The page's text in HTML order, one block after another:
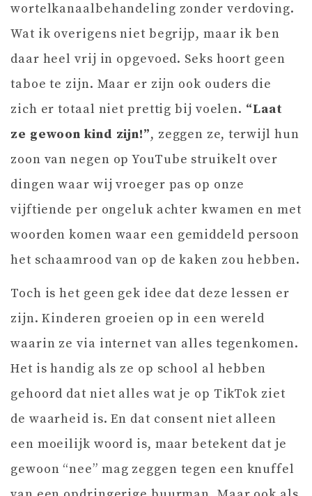
wortelkanaalbehandeling zonder verdoving.
Wat ik overigens niet begrijp, maar ik ben
daar heel vrij in opgevoed. Seks hoort geen
taboe te zijn. Maar er zijn ook ouders die
zich er totaal niet prettig bij voelen. “Laat
ze gewoon kind zijn!”, zeggen ze, terwijl hun
zoon van negen op YouTube struikelt over
dingen waar wij vroeger pas op onze
vijftiende per ongeluk achter kwamen en met
woorden komen waar een gemiddeld persoon
het schaamrood van op de kaken zou hebben.
Toch is het geen gek idee dat deze lessen er
zijn. Kinderen groeien op in een wereld
waarin ze via internet van alles tegenkomen.
Het is handig als ze op school al hebben
gehoord dat niet alles wat je op TikTok ziet
de waarheid is. En dat consent niet alleen
een moeilijk woord is, maar betekent dat je
gewoon “nee” mag zeggen tegen een knuffel